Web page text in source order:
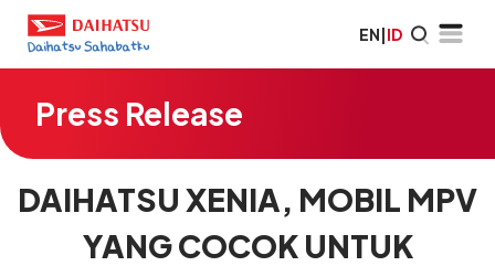
EN|ID
Press Release
DAIHATSU XENIA, MOBIL MPV
YANG COCOK UNTUK